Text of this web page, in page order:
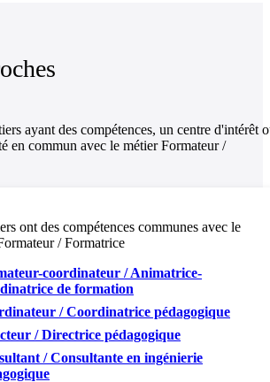
ayant des compétences, un centre d'intérêt
en commun avec le métier Formateur /
ont des compétences communes avec le
/ Formatrice
coordinateur / Animatrice-
de formation
/ Coordinatrice pédagogique
/ Directrice pédagogique
/ Consultante en ingénierie